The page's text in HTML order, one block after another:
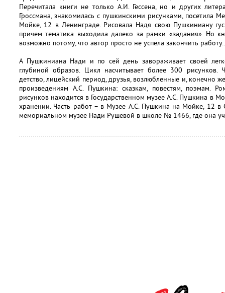
Перечитала книги не только А.И. Гессена, но и других
Гроссмана, знакомилась с пушкинскими рисунками, посетила
Мойке, 12 в Ленинграде. Рисовала Надя свою Пушкиниану
причем тематика выходила далеко за рамки «задания». Но
возможно потому, что автор просто не успела закончить
А Пушкиниана Нади и по сей день завораживает своей
глубиной образов. Цикл насчитывает более 300 рисунков.
детство, лицейский период, друзья, возлюбленные и, конечно
произведениям А.С. Пушкина: сказкам, повестям, поэмам.
рисунков находится в Государственном музее А.С. Пушкина в
хранении. Часть работ – в Музее А.С. Пушкина на Мойке, 12 в
мемориальном музее Нади Рушевой в школе № 1466, где она